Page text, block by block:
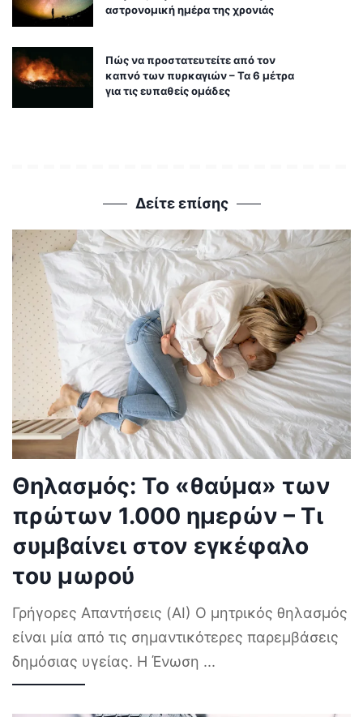
αστρονομική ημέρα της χρονιάς
Πώς να προστατευτείτε από τον
καπνό των πυρκαγιών – Τα 6 μέτρα
για τις ευπαθείς ομάδες
Δείτε επίσης
Θηλασμός: Το «θαύμα» των
πρώτων 1.000 ημερών – Τι
συμβαίνει στον εγκέφαλο
του μωρού
Γρήγορες Απαντήσεις (AI) Ο μητρικός θηλασμός
είναι μία από τις σημαντικότερες παρεμβάσεις
δημόσιας υγείας. Η Ένωση ...